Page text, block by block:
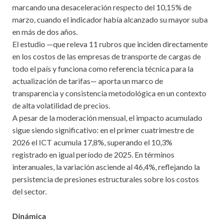
marcando una desaceleración respecto del 10,15% de
marzo, cuando el indicador había alcanzado su mayor suba
en más de dos años.
El estudio —que releva 11 rubros que inciden directamente
en los costos de las empresas de transporte de cargas de
todo el país y funciona como referencia técnica para la
actualización de tarifas— aporta un marco de
transparencia y consistencia metodológica en un contexto
de alta volatilidad de precios.
A pesar de la moderación mensual, el impacto acumulado
sigue siendo significativo: en el primer cuatrimestre de
2026 el ICT acumula 17,8%, superando el 10,3%
registrado en igual período de 2025. En términos
interanuales, la variación asciende al 46,4%, reflejando la
persistencia de presiones estructurales sobre los costos
del sector.
Dinámica